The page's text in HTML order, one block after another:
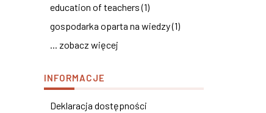
education of teachers (1)
gospodarka oparta na wiedzy (1)
... zobacz więcej
INFORMACJE
Deklaracja dostępności